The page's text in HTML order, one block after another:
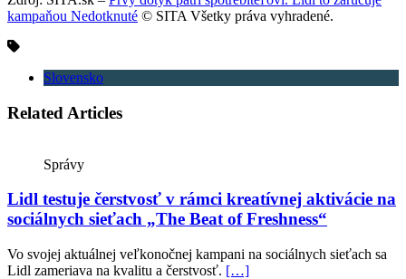
kampaňou Nedotknuté © SITA Všetky práva vyhradené.
Slovensko
Related Articles
Správy
Lidl testuje čerstvosť v rámci kreatívnej aktivácie na
sociálnych sieťach „The Beat of Freshness“
Vo svojej aktuálnej veľkonočnej kampani na sociálnych sieťach sa
Lidl zameriava na kvalitu a čerstvosť. […]